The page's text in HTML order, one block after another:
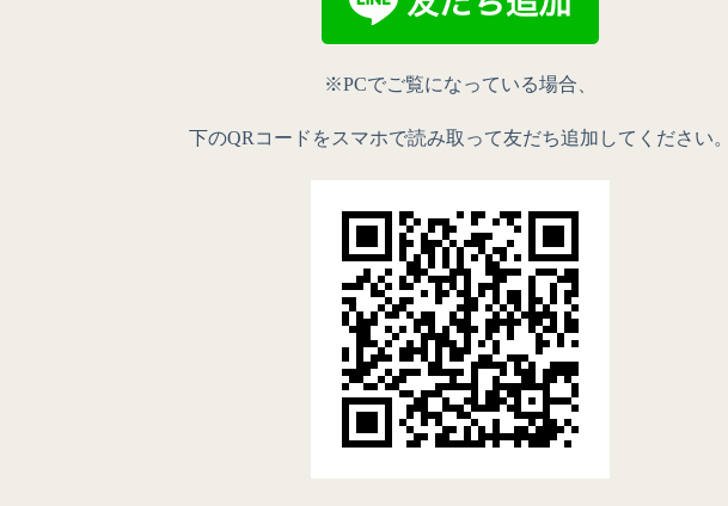
※PCでご覧になっている場合、
下のQRコードをスマホで読み取って友だち追加してください